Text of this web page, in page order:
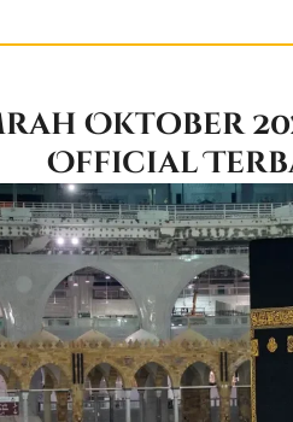
Oktober
Official